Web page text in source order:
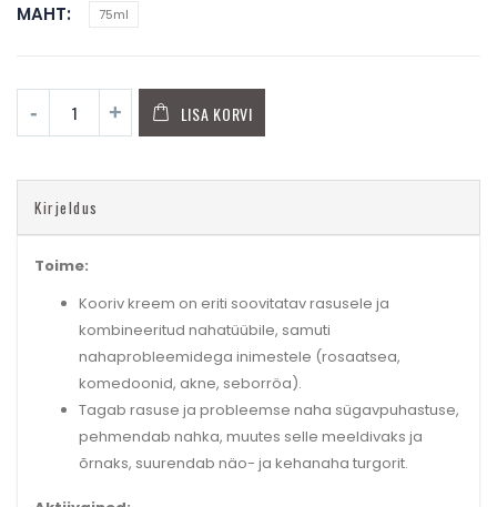
MAHT 75ml
LISA KORVI
Kirjeldus
Toime:
Kooriv kreem on eriti soovitatav rasusele ja
kombineeritud nahatüübile, samuti
nahaprobleemidega inimestele (rosaatsea,
komedoonid, akne, seborröa).
Tagab rasuse ja probleemse naha sügavpuhastuse,
pehmendab nahka, muutes selle meeldivaks ja
õrnaks, suurendab näo- ja kehanaha turgorit.